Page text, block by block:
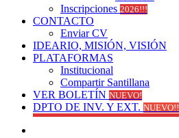
Inscripciones 2026!!!
CONTACTO
Enviar CV
IDEARIO, MISIÓN, VISIÓN
PLATAFORMAS
Institucional
Compartir Santillana
VER BOLETÍN NUEVO!
DPTO DE INV. Y EXT. NUEVO!!